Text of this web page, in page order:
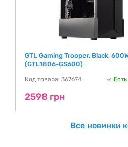
GTL Gaming Trooper, Black,
(GTL1806-GS600)
Код товара: 367674
2598 грн
Все новинки